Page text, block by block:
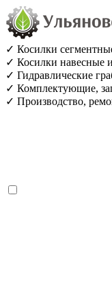
✓ Косилки
✓ Косилки навесные
✓ Гидравлические
✓ Комплектующие,
✓ Производство,